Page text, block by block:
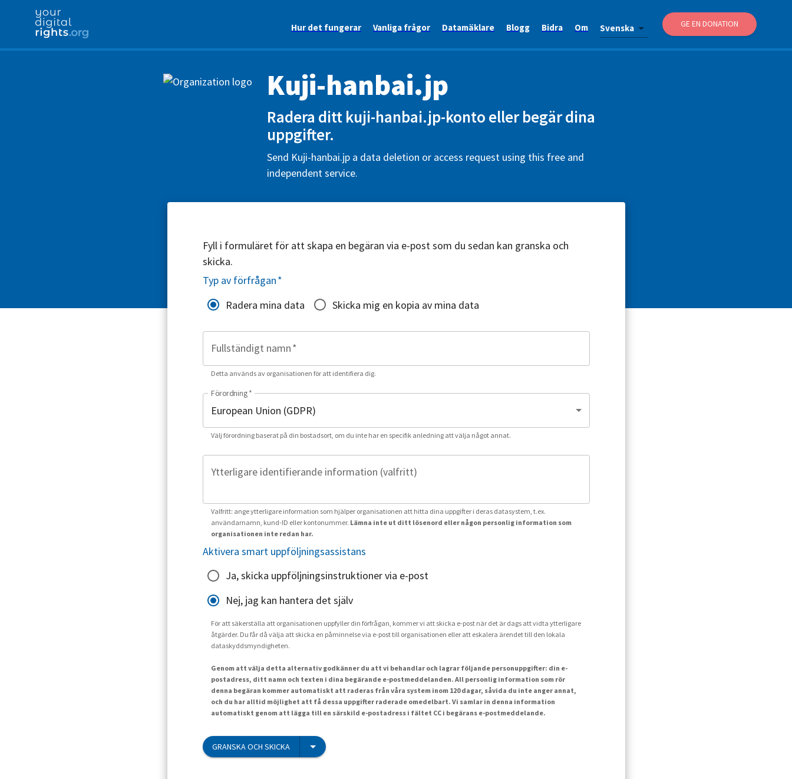
Hur det fungerar Vanliga frågor Datamäklare Blogg Bidra Om Svenska GE EN DONATION
Kuji-hanbai.jp
Radera ditt kuji-hanbai.jp-konto eller begär dina
uppgifter.
Send Kuji-hanbai.jp a data deletion or access request using this free and
independent service.
Fyll i formuläret för att skapa en begäran via e-post som du sedan kan granska och
skicka.
Typ av förfrågan*
Radera mina data
Skicka mig en kopia av mina data
Fullständigt namn*
Detta används av organisationen för att identifiera dig.
Förordning*
Välj förordning baserat på din bostadsort, om du inte har en specifik anledning att välja något annat.
Ytterligare identifierande information (valfritt)
Valfritt: ange ytterligare information som hjälper organisationen att hitta dina uppgifter i deras datasystem, t.ex.
användarnamn, kund-ID eller kontonummer. Lämna inte ut ditt lösenord eller någon personlig information som
organisationen inte redan har.
Aktivera smart uppföljningsassistans
Ja, skicka uppföljningsinstruktioner via e-post
Nej, jag kan hantera det själv
För att säkerställa att organisationen uppfyller din förfrågan, kommer vi att skicka e-post när det är dags att vidta ytterligare
åtgärder. Du får då välja att skicka en påminnelse via e-post till organisationen eller att eskalera ärendet till den lokala
dataskyddsmyndigheten.
Genom att välja detta alternativ godkänner du att vi behandlar och lagrar följande personuppgifter: din e-
postadress, ditt namn och texten i dina begärande e-postmeddelanden. All personlig information som rör
denna begäran kommer automatiskt att raderas från våra system inom 120 dagar, såvida du inte anger annat,
och du har alltid möjlighet att få dessa uppgifter raderade omedelbart. Vi samlar in denna information
automatiskt genom att lägga till en särskild e-postadress i fältet CC i begärans e-postmeddelande.
GRANSKA OCH SKICKA